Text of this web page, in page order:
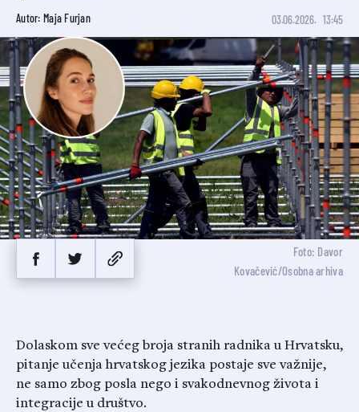
Autor: Maja Furjan 03.06.2026. 13:45
Foto: Davor
Kovačević/Osobna arhiva
Dolaskom sve većeg broja stranih radnika u Hrvatsku,
pitanje učenja hrvatskog jezika postaje sve važnije,
ne samo zbog posla nego i svakodnevnog života i
integracije u društvo.